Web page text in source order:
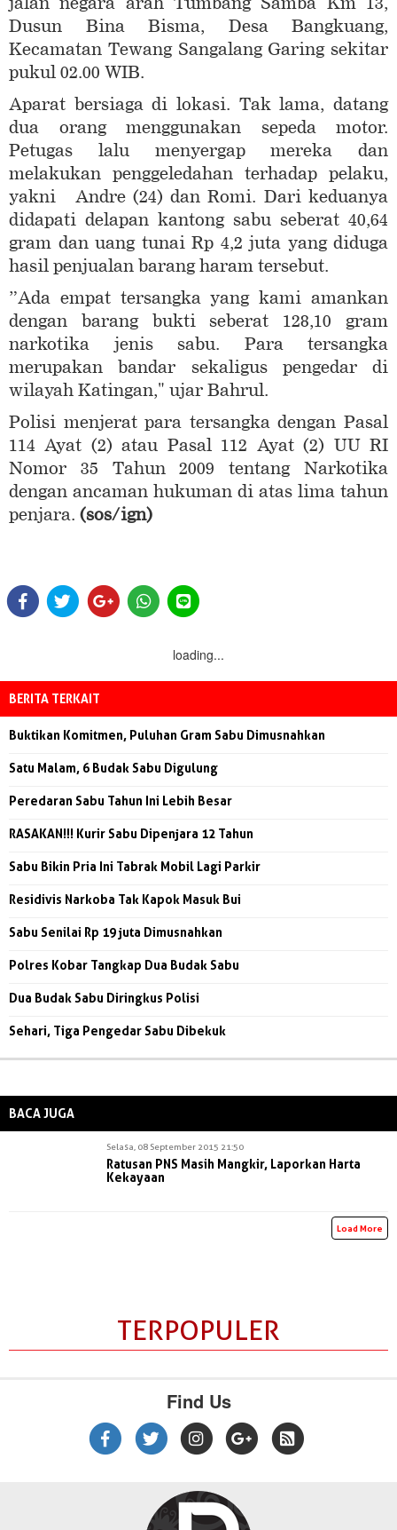
Dusun Bina Bisma, Desa Bangkuang,
Kecamatan Tewang Sangalang Garing sekitar
pukul 02.00 WIB.
Aparat bersiaga di lokasi. Tak lama, datang
dua orang menggunakan sepeda motor.
Petugas lalu menyergap mereka dan
melakukan penggeledahan terhadap pelaku,
yakni Andre (24) dan Romi. Dari keduanya
didapati delapan kantong sabu seberat 40,64
gram dan uang tunai Rp 4,2 juta yang diduga
hasil penjualan barang haram tersebut.
”Ada empat tersangka yang kami amankan
dengan barang bukti seberat 128,10 gram
narkotika jenis sabu. Para tersangka
merupakan bandar sekaligus pengedar di
wilayah Katingan," ujar Bahrul.
Polisi menjerat para tersangka dengan Pasal
114 Ayat (2) atau Pasal 112 Ayat (2) UU RI
Nomor 35 Tahun 2009 tentang Narkotika
dengan ancaman hukuman di atas lima tahun
penjara. (sos/ign)
loading...
BERITA TERKAIT
Buktikan Komitmen, Puluhan Gram Sabu Dimusnahkan
Satu Malam, 6 Budak Sabu Digulung
Peredaran Sabu Tahun Ini Lebih Besar
RASAKAN!!! Kurir Sabu Dipenjara 12 Tahun
Sabu Bikin Pria Ini Tabrak Mobil Lagi Parkir
Residivis Narkoba Tak Kapok Masuk Bui
Sabu Senilai Rp 19 juta Dimusnahkan
Polres Kobar Tangkap Dua Budak Sabu
Dua Budak Sabu Diringkus Polisi
Sehari, Tiga Pengedar Sabu Dibekuk
BACA JUGA
Selasa, 08 September 2015 21:50
Ratusan PNS Masih Mangkir, Laporkan Harta
Kekayaan
Load More
TERPOPULER
Find Us